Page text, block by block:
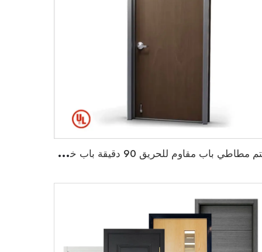
خ
تم مطاطي باب مقاوم للحريق 90 دقيقة باب خشبي مقاوم للحريق مع إطار حديدي